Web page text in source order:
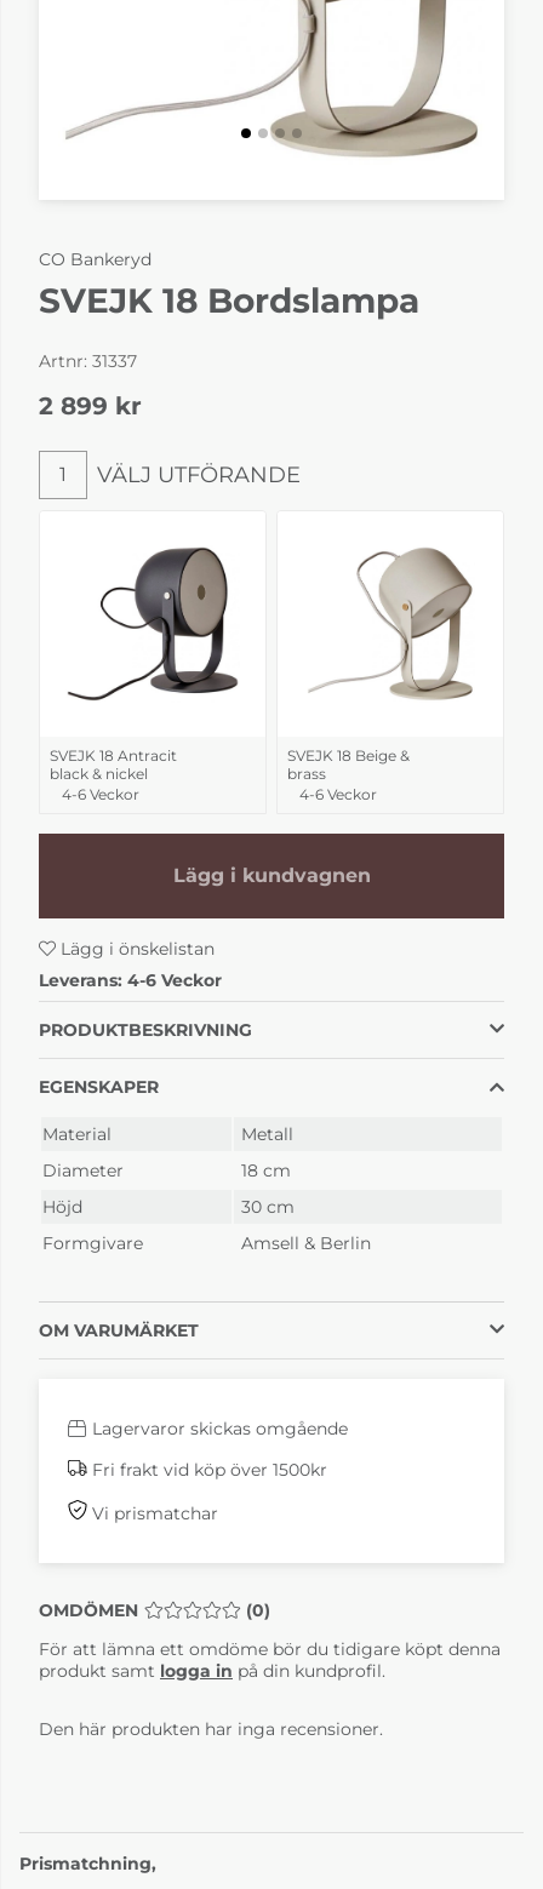
CO Bankeryd
SVEJK 18 Bordslampa
Artnr: 31337
2 899 kr
Välj utförande
1 VÄLJ UTFÖRANDE
SVEJK 18 Antracit
black & nickel
4-6 Veckor
SVEJK 18 Beige &
brass
4-6 Veckor
Lägg i kundvagnen
Lägg i önskelistan
Leverans: 4-6 Veckor
PRODUKTBESKRIVNING
EGENSKAPER
Material
Metall
Diameter
18 cm
Höjd
30 cm
Formgivare
Amsell & Berlin
OM VARUMÄRKET
Lagervaror skickas omgående
Fri frakt vid köp över 1500kr
Vi prismatchar
OMDÖMEN MEDELBETYG 0 AV 5 ANTAL BETYG 0
(0)
För att lämna ett omdöme bör du tidigare köpt denna
produkt samt logga in på din kundprofil.
Den här produkten har inga recensioner.
Prismatchning,